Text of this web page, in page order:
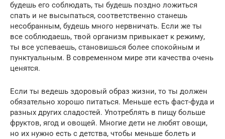
будешь его соблюдать, ты будешь поздно ложиться
спать и не высыпаться, соответственно станешь
несобранным, будешь много нервничать. Если же ты
все соблюдаешь, твой организм привыкает к режиму,
ты все успеваешь, становишься более спокойным и
пунктуальным. В современном мире эти качества очень
ценятся.
Если ты ведешь здоровый образ жизни, то ты должен
обязательно хорошо питаться. Меньше есть фаст-фуда и
разных других сладостей. Употреблять в пищу больше
фруктов, ягод и овощей. Многие дети не любят овощи,
но их нужно есть с детства, чтобы меньше болеть и